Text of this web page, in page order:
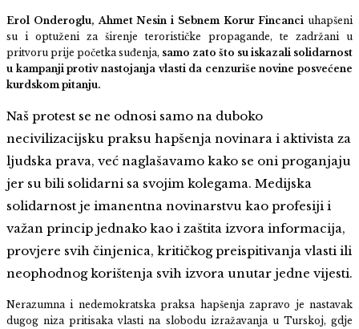
Erol Onderoglu, Ahmet Nesin i Sebnem Korur Fincanci uhapšeni
su i optuženi za širenje terorističke propagande, te zadržani u
pritvoru prije početka suđenja, samo zato što su iskazali solidarnost
u kampanji protiv nastojanja vlasti da cenzuriše novine posvećene
kurdskom pitanju.
Naš protest se ne odnosi samo na duboko
necivilizacijsku praksu hapšenja novinara i aktivista za
ljudska prava, već naglašavamo kako se oni proganjaju
jer su bili solidarni sa svojim kolegama. Medijska
solidarnost je imanentna novinarstvu kao profesiji i
važan princip jednako kao i zaštita izvora informacija,
provjere svih činjenica, kritičkog preispitivanja vlasti ili
neophodnog korištenja svih izvora unutar jedne vijesti.
Nerazumna i nedemokratska praksa hapšenja zapravo je nastavak
dugog niza pritisaka vlasti na slobodu izražavanja u Turskoj, gdje